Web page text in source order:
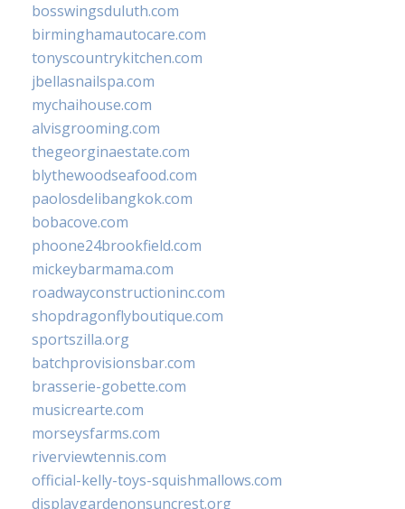
bosswingsduluth.com
birminghamautocare.com
tonyscountrykitchen.com
jbellasnailspa.com
mychaihouse.com
alvisgrooming.com
thegeorginaestate.com
blythewoodseafood.com
paolosdelibangkok.com
bobacove.com
phoone24brookfield.com
mickeybarmama.com
roadwayconstructioninc.com
shopdragonflyboutique.com
sportszilla.org
batchprovisionsbar.com
brasserie-gobette.com
musicrearte.com
morseysfarms.com
riverviewtennis.com
official-kelly-toys-squishmallows.com
displaygardenonsuncrest.org